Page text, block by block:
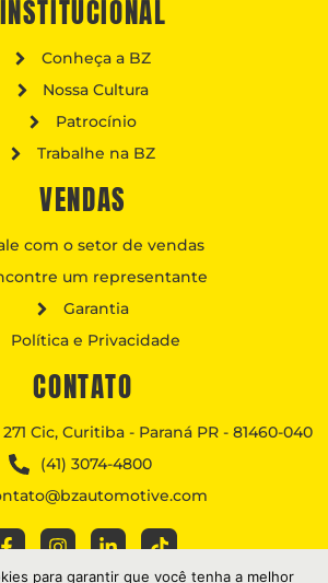
INSTITUCIONAL
Conheça a BZ
Nossa Cultura
Patrocínio
Trabalhe na BZ
VENDAS
com o setor de vendas
um representante
Garantia
Política e Privacidade
CONTATO
Cic, Curitiba - Paraná PR - 81460-040
(41) 3074-4800
para garantir que você tenha a melhor